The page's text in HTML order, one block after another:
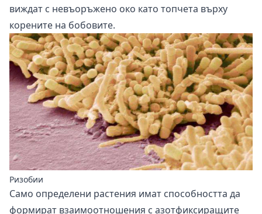
виждат с невъоръжено око като топчета върху
корените на бобовите.
Ризобии
Само определени растения имат способността да
формират взаимоотношения с азотфиксиращите